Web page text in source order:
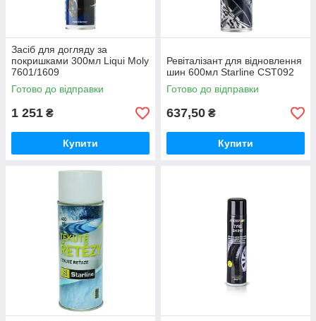
Засіб для догляду за
покришками 300мл Liqui Moly
7601/1609
Готово до відправки
1 251 ₴
Купити
Ревіталізант для відновлення
шин 600мл Starline CST092
Готово до відправки
637,50 ₴
Купити